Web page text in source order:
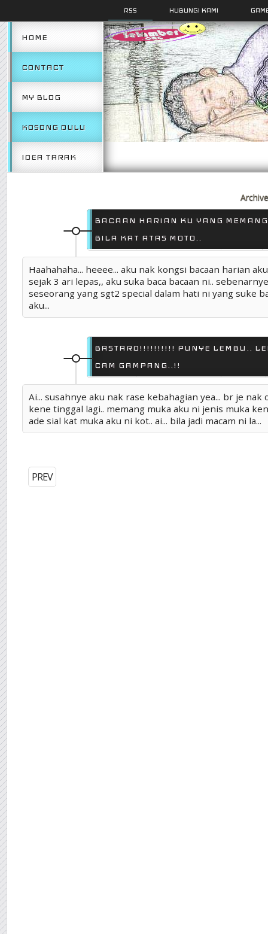
RSS HUBUNGI KAMI
HOME
CONTACT
MY BLOG
KOSONG DULU
IDEA TARAK
BACAAN HARIAN KU YANG
BILA KAT ATAS MOTO..
16 DIS 2011 POSTED BY SELAMBER.ORG 1 COMMENT
Haahahaha... heeee... aku nak kongsi bacaan harian
sejak 3 ari lepas,, aku suka baca bacaan ni..
seseorang yang sgt2 special dalam hati ni yang suke
aku...
BASTARD!!!!!!!!!! PUNYE LEMBU..
CAM GAMPANG..!!
15 DIS 2011 POSTED BY SELAMBER.ORG 0 COMMENTS
Ai... susahnye aku nak rase kebahagian yea... br je nak
kene tinggal lagi.. memang muka aku ni jenis muka
ade sial kat muka aku ni kot.. ai... bila jadi macam ni la...
PREV